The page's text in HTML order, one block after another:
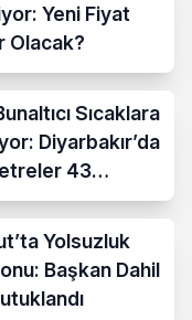
Yeni Fiyat
Olacak?
Sıcaklara
Diyarbakır’da
43
Gösterecek
Yolsuzluk
Başkan Dahil